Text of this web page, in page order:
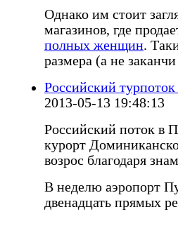
Однако им стоит
магазинов, где
полных женщин.
размера (а не заканчи
Российский
2013-05-13 19:48:13
Российский поток в
курорт
возрос благодаря
В неделю аэропорт
двенадцать прямых